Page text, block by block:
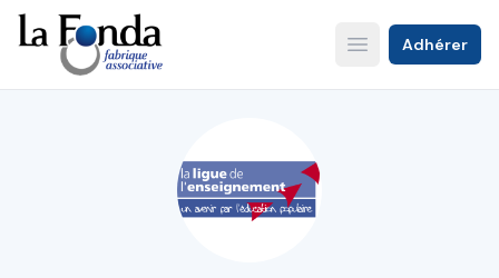
Aller
au
contenu
principal
Open main menu
Adhérer